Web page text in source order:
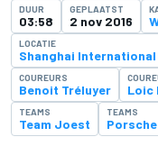
DUUR
03:58
GEPLAATST
2 nov 2016
LOCATIE
Shanghai
COUREURS
Benoit Tréluyer Loic
TEAMS
Team Joest
TEAMS
Porsche